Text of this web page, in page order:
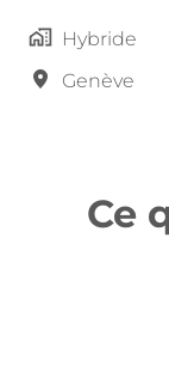
Hybride
Genève
Ce